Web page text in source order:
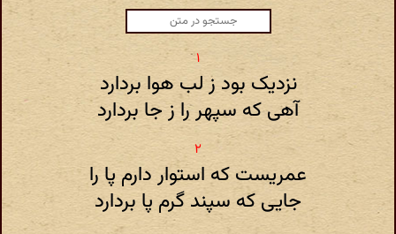
نزدیک بود ز لب هوا بردارد
آهی که سپهر را ز جا بردارد
عمریست که استوار دارم پا را
جایی که سپند گرم پا بردارد